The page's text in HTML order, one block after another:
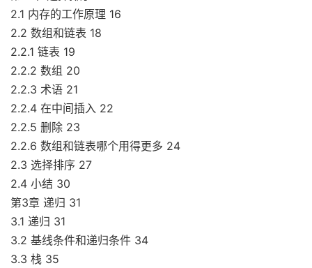
2.1 内存的工作原理 16
2.2 数组和链表 18
2.2.1 链表 19
2.2.2 数组 20
2.2.3 术语 21
2.2.4 在中间插入 22
2.2.5 删除 23
2.2.6 数组和链表哪个用得更多 24
2.3 选择排序 27
2.4 小结 30
第3章 递归 31
3.1 递归 31
3.2 基线条件和递归条件 34
3.3 栈 35